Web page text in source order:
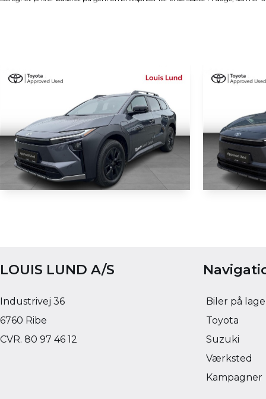
2 KM
2026
KONTANT
1.000 KM
2026
KONTANT
LOUIS LUND A/S
Industrivej 36
6760 Ribe
CVR. 80 97 46 12
Biler på
Toyota
Suzuki
Værksted
Kampagner